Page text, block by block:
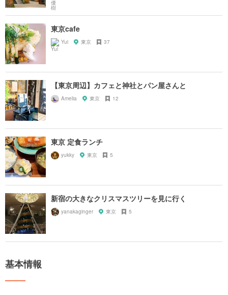
東京cafe
Yui 東京 37
【東京周辺】カフェと神社とパン屋さんと
Amelia 東京 12
東京 定食ランチ
yukky 東京 5
新宿の大きなクリスマスツリーを見に行く
yanakaginger 東京 5
基本情報